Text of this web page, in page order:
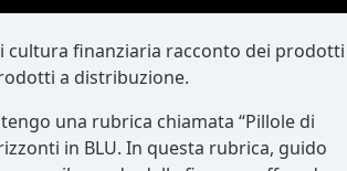
cultura finanziaria racconto dei prodotti
a distribuzione.
una rubrica chiamata “Pillole di
in BLU. In questa rubrica, guido